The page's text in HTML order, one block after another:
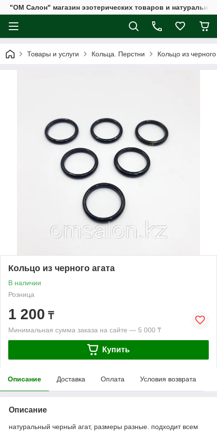
"ОМ Салон" магазин эзотерических товаров и
Товары и услуги Кольца. Перстни Кольцо из черного
Кольцо из черного агата
В наличии
Розница
1 200 ₸
Минимальная сумма заказа на сайте — 5 000 ₸
Купить
Описание Доставка Оплата Условия возврата
Описание
натуральный черный агат, размеры разные. подходит всем